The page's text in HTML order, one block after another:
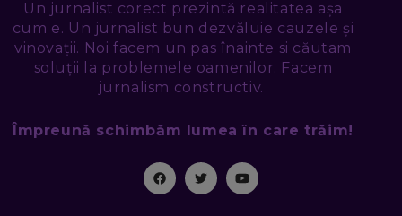
NICOLAE ȚIBRIGAN, DIGITAL FORENSIC TEAM: CUM ÎȚI DAI
SEAMA CĂ CINEVA ÎNCEARCĂ SĂ TE MANIPULEZE, ONLINE.
CE-AM ÎNVĂȚAT DIN EPISODUL GEORGESCU
EP. 46
MIHAI CEPOI, JOBFUL: SCHIMBĂM MODUL ÎN CARE APLICI
Un jurnalist corect prezintă realitatea așa
cum e. Un jurnalist bun dezvăluie cauzele și
vinovații. Noi facem un pas înainte si căutam
soluții la problemele oamenilor. Facem
jurnalism constructiv.
Împreună schimbăm lumea în care trăim!